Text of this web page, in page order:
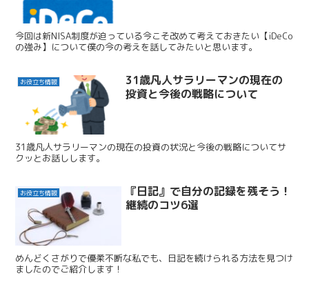
今回は新NISA制度が迫っている今こそ改めて考えておきたい【iDeCo
の強み】について僕の今の考えを話してみたいと思います。
お役立ち情報
31歳凡人サラリーマンの現在の
投資と今後の戦略について
31歳凡人サラリーマンの現在の投資の状況と今後の戦略についてサ
クッとお話しします。
お役立ち情報
『日記』で自分の記録を残そう！
継続のコツ6選
めんどくさがりで優柔不断な私でも、日記を続けられる方法を見つけ
ましたのでご紹介します！